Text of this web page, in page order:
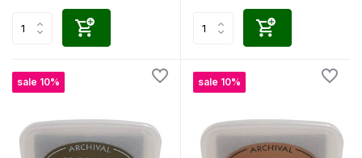
sale 10% sale 10%